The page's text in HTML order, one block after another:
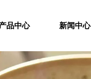
品中心 新闻中心